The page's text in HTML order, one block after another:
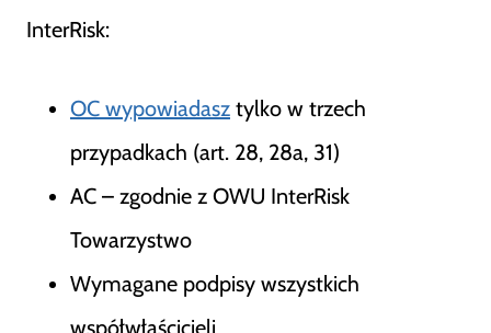
InterRisk:
OC wypowiadasz tylko w trzech
przypadkach (art. 28, 28a, 31)
AC – zgodnie z OWU InterRisk
Towarzystwo
Wymagane podpisy wszystkich
współwłaścicieli